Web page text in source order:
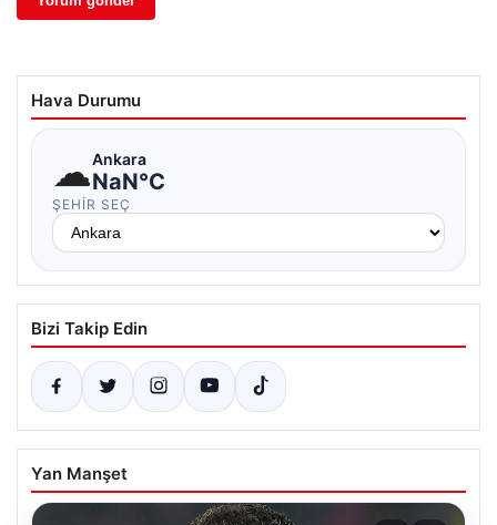
Hava Durumu
☁Ankara
NaN°C
ŞEHIR SEÇ
Bizi Takip Edin
Yan Manşet